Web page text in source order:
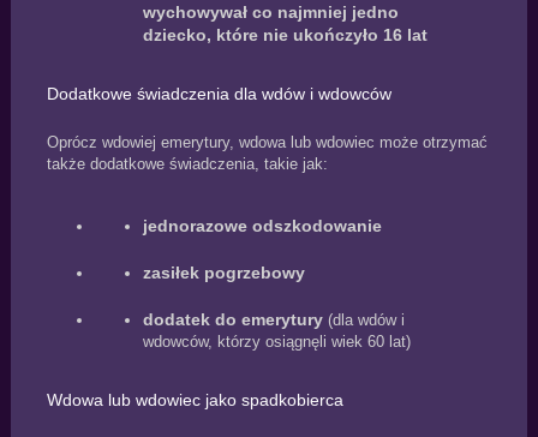
wychowywał co najmniej jedno
dziecko, które nie ukończyło 16 lat
Dodatkowe świadczenia dla wdów i wdowców
Oprócz wdowiej emerytury, wdowa lub wdowiec może otrzymać
także dodatkowe świadczenia, takie jak:
jednorazowe odszkodowanie
zasiłek pogrzebowy
dodatek do emerytury(dla wdów i
wdowców, którzy osiągnęli wiek 60 lat)
Wdowa lub wdowiec jako spadkobierca